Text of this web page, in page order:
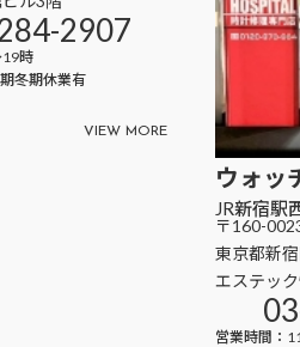
2907
時
冬期休業有
ウォッ
JR新宿駅
〒160-
東京都新
エステッ
営業時間：